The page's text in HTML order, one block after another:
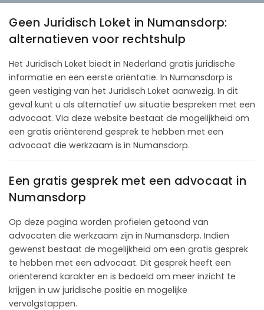
Geen Juridisch Loket in Numansdorp:
alternatieven voor rechtshulp
Het Juridisch Loket biedt in Nederland gratis juridische
informatie en een eerste oriëntatie. In Numansdorp is
geen vestiging van het Juridisch Loket aanwezig. In dit
geval kunt u als alternatief uw situatie bespreken met een
advocaat. Via deze website bestaat de mogelijkheid om
een gratis oriënterend gesprek te hebben met een
advocaat die werkzaam is in Numansdorp.
Een gratis gesprek met een advocaat in
Numansdorp
Op deze pagina worden profielen getoond van
advocaten die werkzaam zijn in Numansdorp. Indien
gewenst bestaat de mogelijkheid om een gratis gesprek
te hebben met een advocaat. Dit gesprek heeft een
oriënterend karakter en is bedoeld om meer inzicht te
krijgen in uw juridische positie en mogelijke
vervolgstappen.